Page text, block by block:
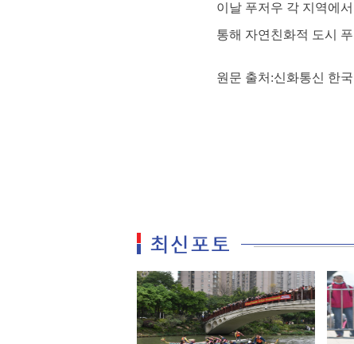
이날 푸저우 각 지역에
통해 자연친화적 도시
원문 출처:신화통신 한